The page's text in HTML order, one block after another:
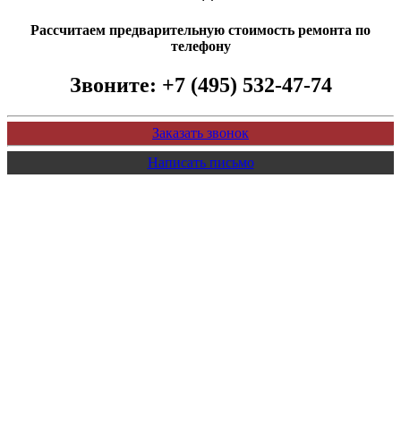
Рассчитаем предварительную стоимость ремонта по
телефону
Звоните: +7 (495) 532-47-74
Заказать звонок
Написать письмо